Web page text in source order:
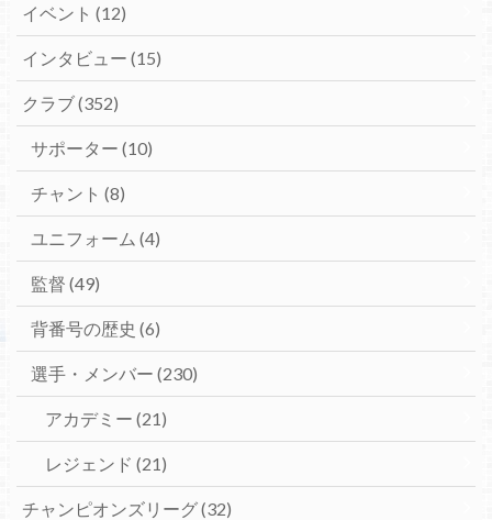
イベント (12)
インタビュー (15)
クラブ(352)
サポーター (10)
チャント (8)
ユニフォーム (4)
監督 (49)
背番号の歴史 (6)
選手・メンバー (230)
アカデミー (21)
レジェンド (21)
チャンピオンズリーグ(32)